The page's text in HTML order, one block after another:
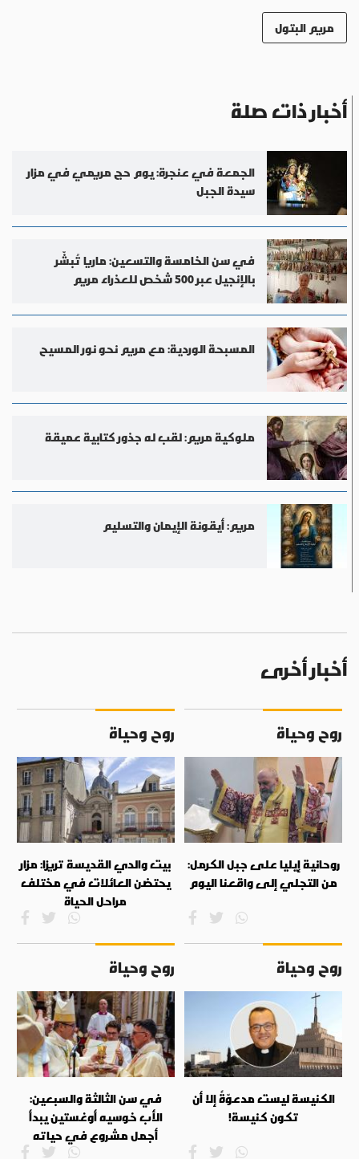
مريم البتول
أخبار ذات صلة
الجمعة في عنجرة: يوم حج مريمي في مزار
سيدة الجبل
في سن الخامسة والتسعين: ماريا تُبشّر
بالإنجيل عبر 500 شخص للعذراء مريم
المسبحة الوردية: مع مريم نحو نور المسيح
ملوكية مريم: لقب له جذور كتابية عميقة
مريم: أيقونة الإيمان والتسليم
أخبار أخرى
روح وحياة
روحانية إيليا على جبل الكرمل:
من التجلي إلى واقعنا اليوم
روح وحياة
بيت والدي القديسة تريزا: مزار
يحتضن العائلات في مختلف
مراحل الحياة
روح وحياة
الكنيسة ليست مدعوّةً إلا أن
تكون كنيسة!
روح وحياة
في سن الثالثة والسبعين:
الأب خوسيه أوغستين يبدأ
أجمل مشروع في حياته